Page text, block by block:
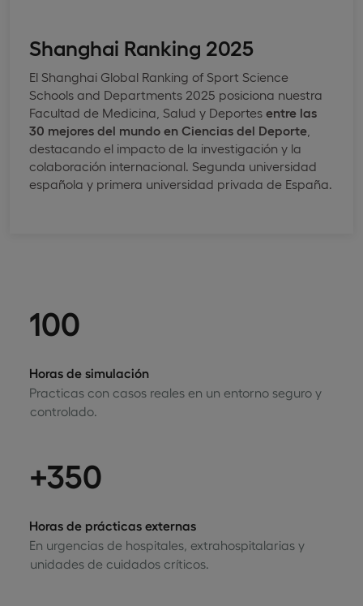
Shanghai Ranking 2025
El Shanghai Global Ranking of Sport Science
Schools and Departments 2025 posiciona nuestra
Facultad de Medicina, Salud y Deportes entre las
30 mejores del mundo en Ciencias del Deporte
destacando el impacto de la investigación y la
colaboración internacional. Segunda universidad
española y primera universidad privada de España.
100
Horas de simulación
Practicas con casos reales en un entorno seguro y
controlado.
+350
Horas de prácticas externas
En urgencias de hospitales, extrahospitalarias y
unidades de cuidados críticos.